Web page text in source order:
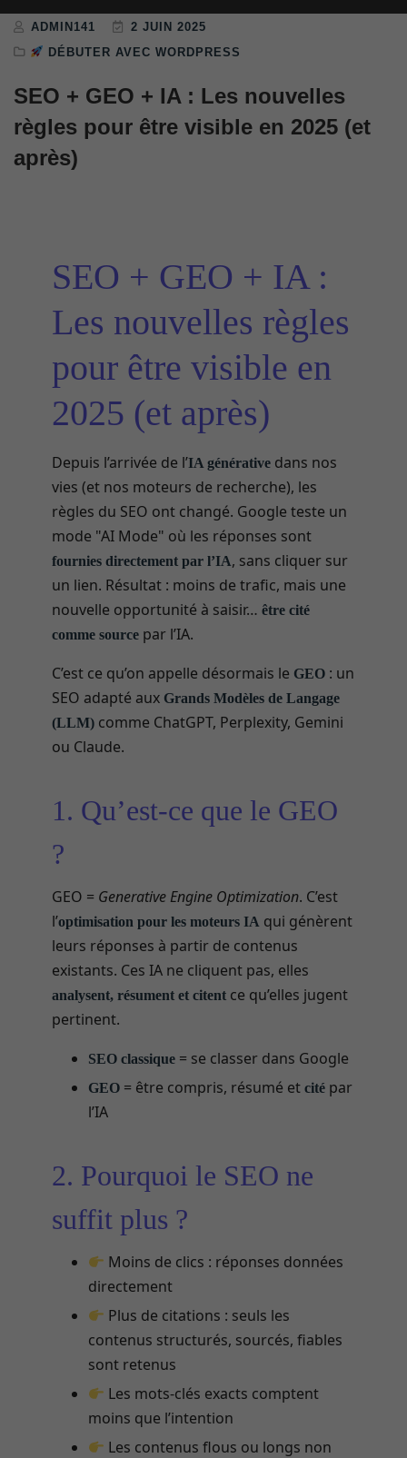
ADMIN141
2 JUIN 2025
DÉBUTER AVEC WORDPRESS
SEO + GEO + IA : Les nouvelles
règles pour être visible en 2025 (et
après)
SEO + GEO + IA :
Les nouvelles règles
pour être visible en
2025 (et après)
Depuis l’arrivée de l’IA générative dans nos
vies (et nos moteurs de recherche), les
règles du SEO ont changé. Google teste un
mode "AI Mode" où les réponses sont
fournies directement par l’IA, sans cliquer sur
un lien. Résultat : moins de trafic, mais une
nouvelle opportunité à saisir… être cité
comme source par l’IA.
C’est ce qu’on appelle désormais le GEO : un
SEO adapté aux Grands Modèles de Langage
(LLM) comme ChatGPT, Perplexity, Gemini
ou Claude.
1. Qu’est-ce que le GEO
?
GEO = Generative Engine Optimization. C’est
l’optimisation pour les moteurs IA qui génèrent
leurs réponses à partir de contenus
existants. Ces IA ne cliquent pas, elles
analysent, résument et citent ce qu’elles jugent
pertinent.
SEO classique = se classer dans Google
GEO = être compris, résumé et cité par
l’IA
2. Pourquoi le SEO ne
suffit plus ?
Moins de clics : réponses données
directement
Plus de citations : seuls les
contenus structurés, sourcés, fiables
sont retenus
Les mots-clés exacts comptent
moins que l’intention
Les contenus flous ou longs non